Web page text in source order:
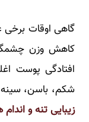
گاهی اوقات برخی
کاهش وزن
افتادگی پوست
شکم، باسن،
زیبایی تنه و اندام